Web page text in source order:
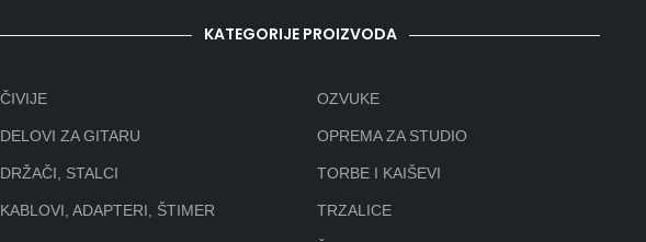
KATEGORIJE PROIZVODA
ČIVIJE
DELOVI ZA GITARU
DRŽAČI, STALCI
KABLOVI, ADAPTERI, ŠTIMER
OZVUKE
OPREMA ZA STUDIO
TORBE I KAIŠEVI
TRZALICE